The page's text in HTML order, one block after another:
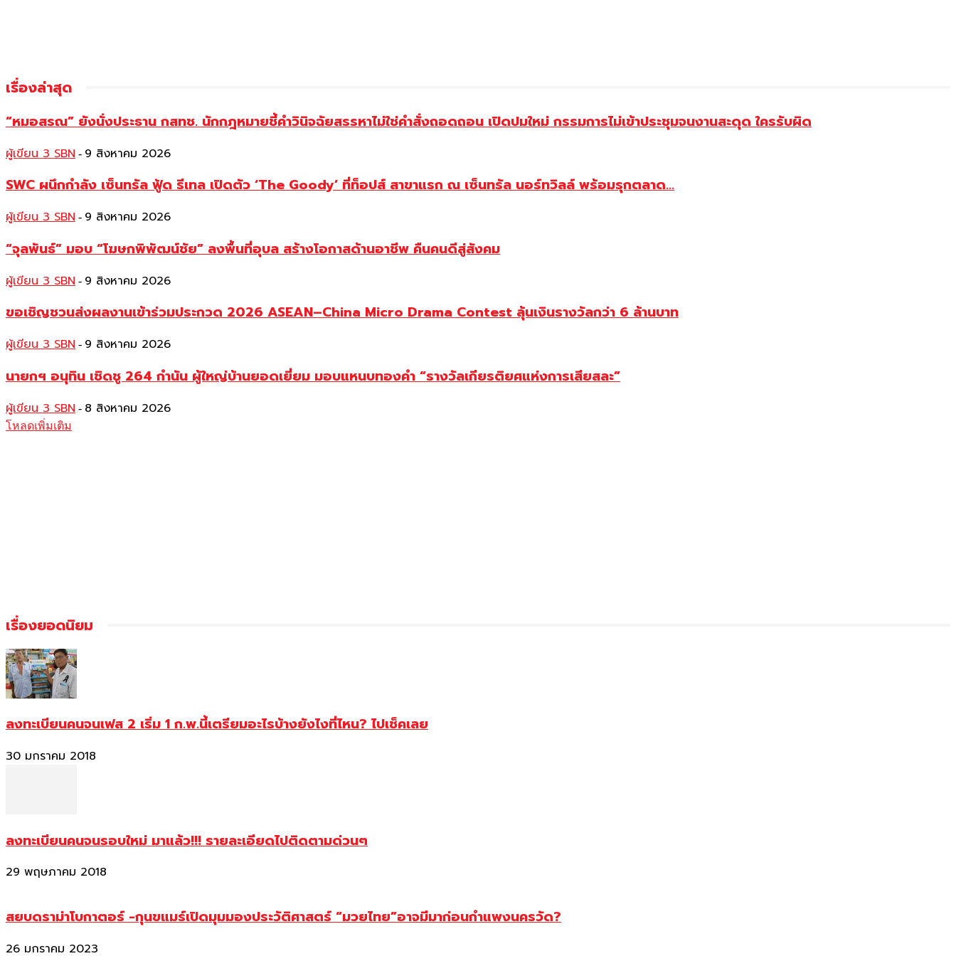
เรื่องล่าสุด
“หมอสรณ” ยังนั่งประธาน กสทช. นักกฎหมายชี้คำวินิจฉัยสรรหาไม่ใช่คำสั่งถอดถอน เปิดปมใหม่ กรรมการไม่เข้าประชุมจนงานสะดุด ใครรับผิด
ผู้เขียน 3 SBN - 9 สิงหาคม 2026
SWC ผนึกกำลัง เซ็นทรัล ฟู้ด รีเทล เปิดตัว ‘The Goody’ ที่ท็อปส์ สาขาแรก ณ เซ็นทรัล นอร์ทวิลล์ พร้อมรุกตลาด...
ผู้เขียน 3 SBN - 9 สิงหาคม 2026
“จุลพันธ์” มอบ “โฆษกพิพัฒน์ชัย” ลงพื้นที่อุบล สร้างโอกาสด้านอาชีพ คืนคนดีสู่สังคม
ผู้เขียน 3 SBN - 9 สิงหาคม 2026
ขอเชิญชวนส่งผลงานเข้าร่วมประกวด 2026 ASEAN–China Micro Drama Contest ลุ้นเงินรางวัลกว่า 6 ล้านบาท
ผู้เขียน 3 SBN - 9 สิงหาคม 2026
นายกฯ อนุทิน เชิดชู 264 กำนัน ผู้ใหญ่บ้านยอดเยี่ยม มอบแหนบทองคำ “รางวัลเกียรติยศแห่งการเสียสละ”
ผู้เขียน 3 SBN - 8 สิงหาคม 2026
โหลดเพิ่มเติม
เรื่องยอดนิยม
ลงทะเบียนคนจนเฟส 2 เริ่ม 1 ก.พ.นี้เตรียมอะไรบ้างยังไงที่ไหน? ไปเช็คเลย
30 มกราคม 2018
ลงทะเบียนคนจนรอบใหม่ มาแล้ว!!! รายละเอียดไปติดตามด่วนๆ
29 พฤษภาคม 2018
สยบดราม่าโบกาตอร์ -กุนขแมร์เปิดมุมมองประวัติศาสตร์ “มวยไทย”อาจมีมาก่อนกำแพงนครวัด?
26 มกราคม 2023